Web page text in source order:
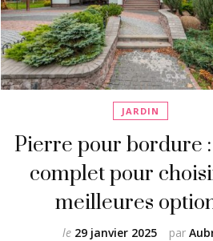
JARDIN
Pierre pour bordure
complet pour
meilleures
par
le 29 janvier 2025